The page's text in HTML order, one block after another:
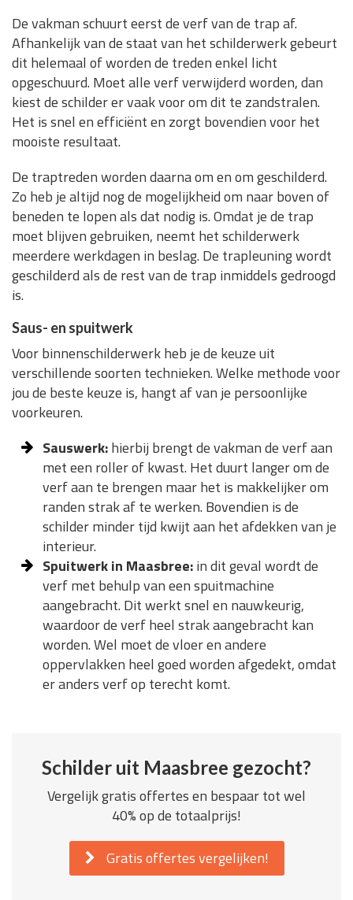
De vakman schuurt eerst de verf van de trap af.
Afhankelijk van de staat van het schilderwerk gebeurt
dit helemaal of worden de treden enkel licht
opgeschuurd. Moet alle verf verwijderd worden, dan
kiest de schilder er vaak voor om dit te zandstralen.
Het is snel en efficiënt en zorgt bovendien voor het
mooiste resultaat.
De traptreden worden daarna om en om geschilderd.
Zo heb je altijd nog de mogelijkheid om naar boven of
beneden te lopen als dat nodig is. Omdat je de trap
moet blijven gebruiken, neemt het schilderwerk
meerdere werkdagen in beslag. De trapleuning wordt
geschilderd als de rest van de trap inmiddels gedroogd
is.
Saus- en spuitwerk
Voor binnenschilderwerk heb je de keuze uit
verschillende soorten technieken. Welke methode voor
jou de beste keuze is, hangt af van je persoonlijke
voorkeuren.
Sauswerk:hierbij brengt de vakman de verf aan
met een roller of kwast. Het duurt langer om de
verf aan te brengen maar het is makkelijker om
randen strak af te werken. Bovendien is de
schilder minder tijd kwijt aan het afdekken van je
interieur.
Spuitwerk in Maasbree:in dit geval wordt de
verf met behulp van een spuitmachine
aangebracht. Dit werkt snel en nauwkeurig,
waardoor de verf heel strak aangebracht kan
worden. Wel moet de vloer en andere
oppervlakken heel goed worden afgedekt, omdat
er anders verf op terecht komt.
Schilder uit Maasbree gezocht?
Vergelijk gratis offertes en bespaar tot wel
40% op de totaalprijs!
Gratis offertes vergelijken!